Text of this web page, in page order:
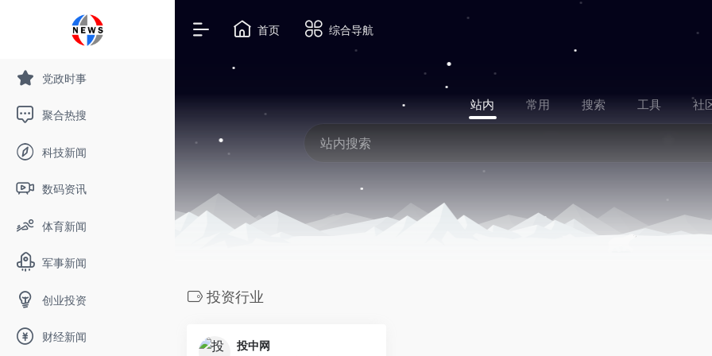
党政时事
聚合热搜
科技新闻
数码资讯
体育新闻
军事新闻
创业投资
财经新闻
首页 综合导航
站内 常用 搜索 工具 社
投资行业
投中网